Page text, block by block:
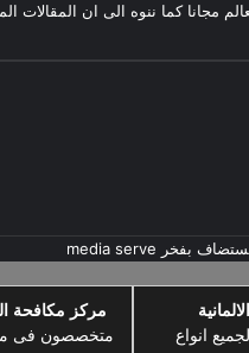
مجانا كما ننوه الى ان
بفخر media serve
انواع
مركز مكافحة
متخصصون فى